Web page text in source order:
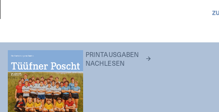
PRINTAUSGABEN
NACHLESEN